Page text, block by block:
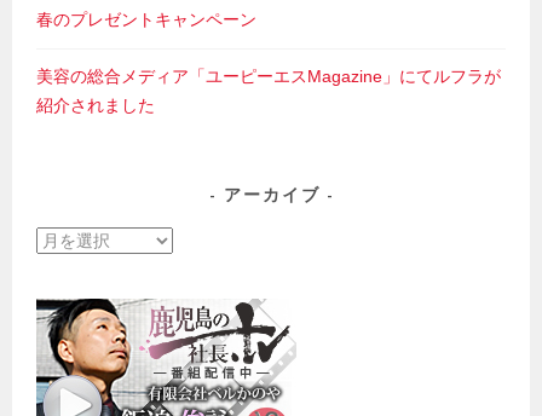
春のプレゼントキャンペーン
美容の総合メディア「ユーピーエスMagazine」にてルフラが
紹介されました
アーカイブ
ア
カ
イ
ブ